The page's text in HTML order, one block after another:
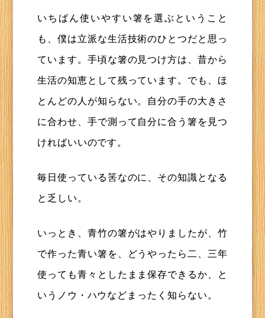
いちばん使いやすい箸を選ぶということ
も、僕は立派な生活技術のひとつだと思っ
ています。手頃な箸の見つけ方は、昔から
生活の知恵として残っています。でも、ほ
とんどの人が知らない。自分の手の大きさ
に合わせ、手で測って自分に合う箸を見つ
ければいいのです。
毎日使っている筈なのに、その知識となる
と乏しい。
いっとき、青竹の箸がはやりましたが、竹
で作った青い箸を、どうやったら二、三年
使っても青々としたまま保存できるか、と
いうノウ・ハウなどまったく知らない。